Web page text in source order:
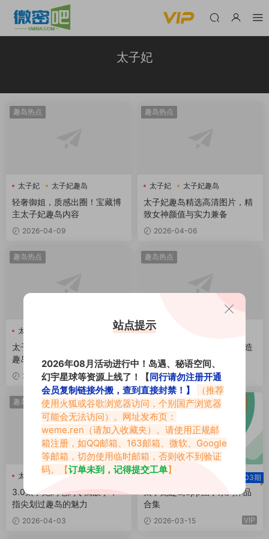
太子妃
趣岛热点
太子妃 太子妃趣岛
轻奢御姐，质感出圈！宝藏博
主太子妃趣岛内容
2026-04-09
趣岛热点
太子妃 太子妃趣岛
太子妃趣岛精选高清图片，精
致女神颜值与实力兼备
2026-04-06
趣岛热点
太子妃
太子妃3.0是什么，电鸽专属
趣岛高清大图一览
2026-04-05
趣岛热点
太子妃
太子妃趣岛上的轻奢美学缔造
者，精雕细琢的艺术品
2026-04-04
趣岛热点
太子妃
3.0太子妃鸽电鸽专属故事，
指尖划过趣岛的魅力
2026-04-03
趣岛
太子妃 03期
太子妃趣岛app圈子系列作品
合集
2026-03-15 VIP
VIP
站点提示
2026年08月活动进行中！岛遇、秘语空间、
幻宇星球等资源上线了！【同行请勿注册开通
会员复制链接外搬，查到直接封禁！】
（推荐
使用火狐或谷歌浏览器访问，个别国产浏览器
可能会无法访问）。网址发布页：
weme.ren （请加入收藏夹）。请使用正规邮
箱注册，如QQ邮箱、163邮箱、微软、Google
等邮箱，切勿使用临时邮箱，否则收不到验证
码。【订单未到，记得提交工单】